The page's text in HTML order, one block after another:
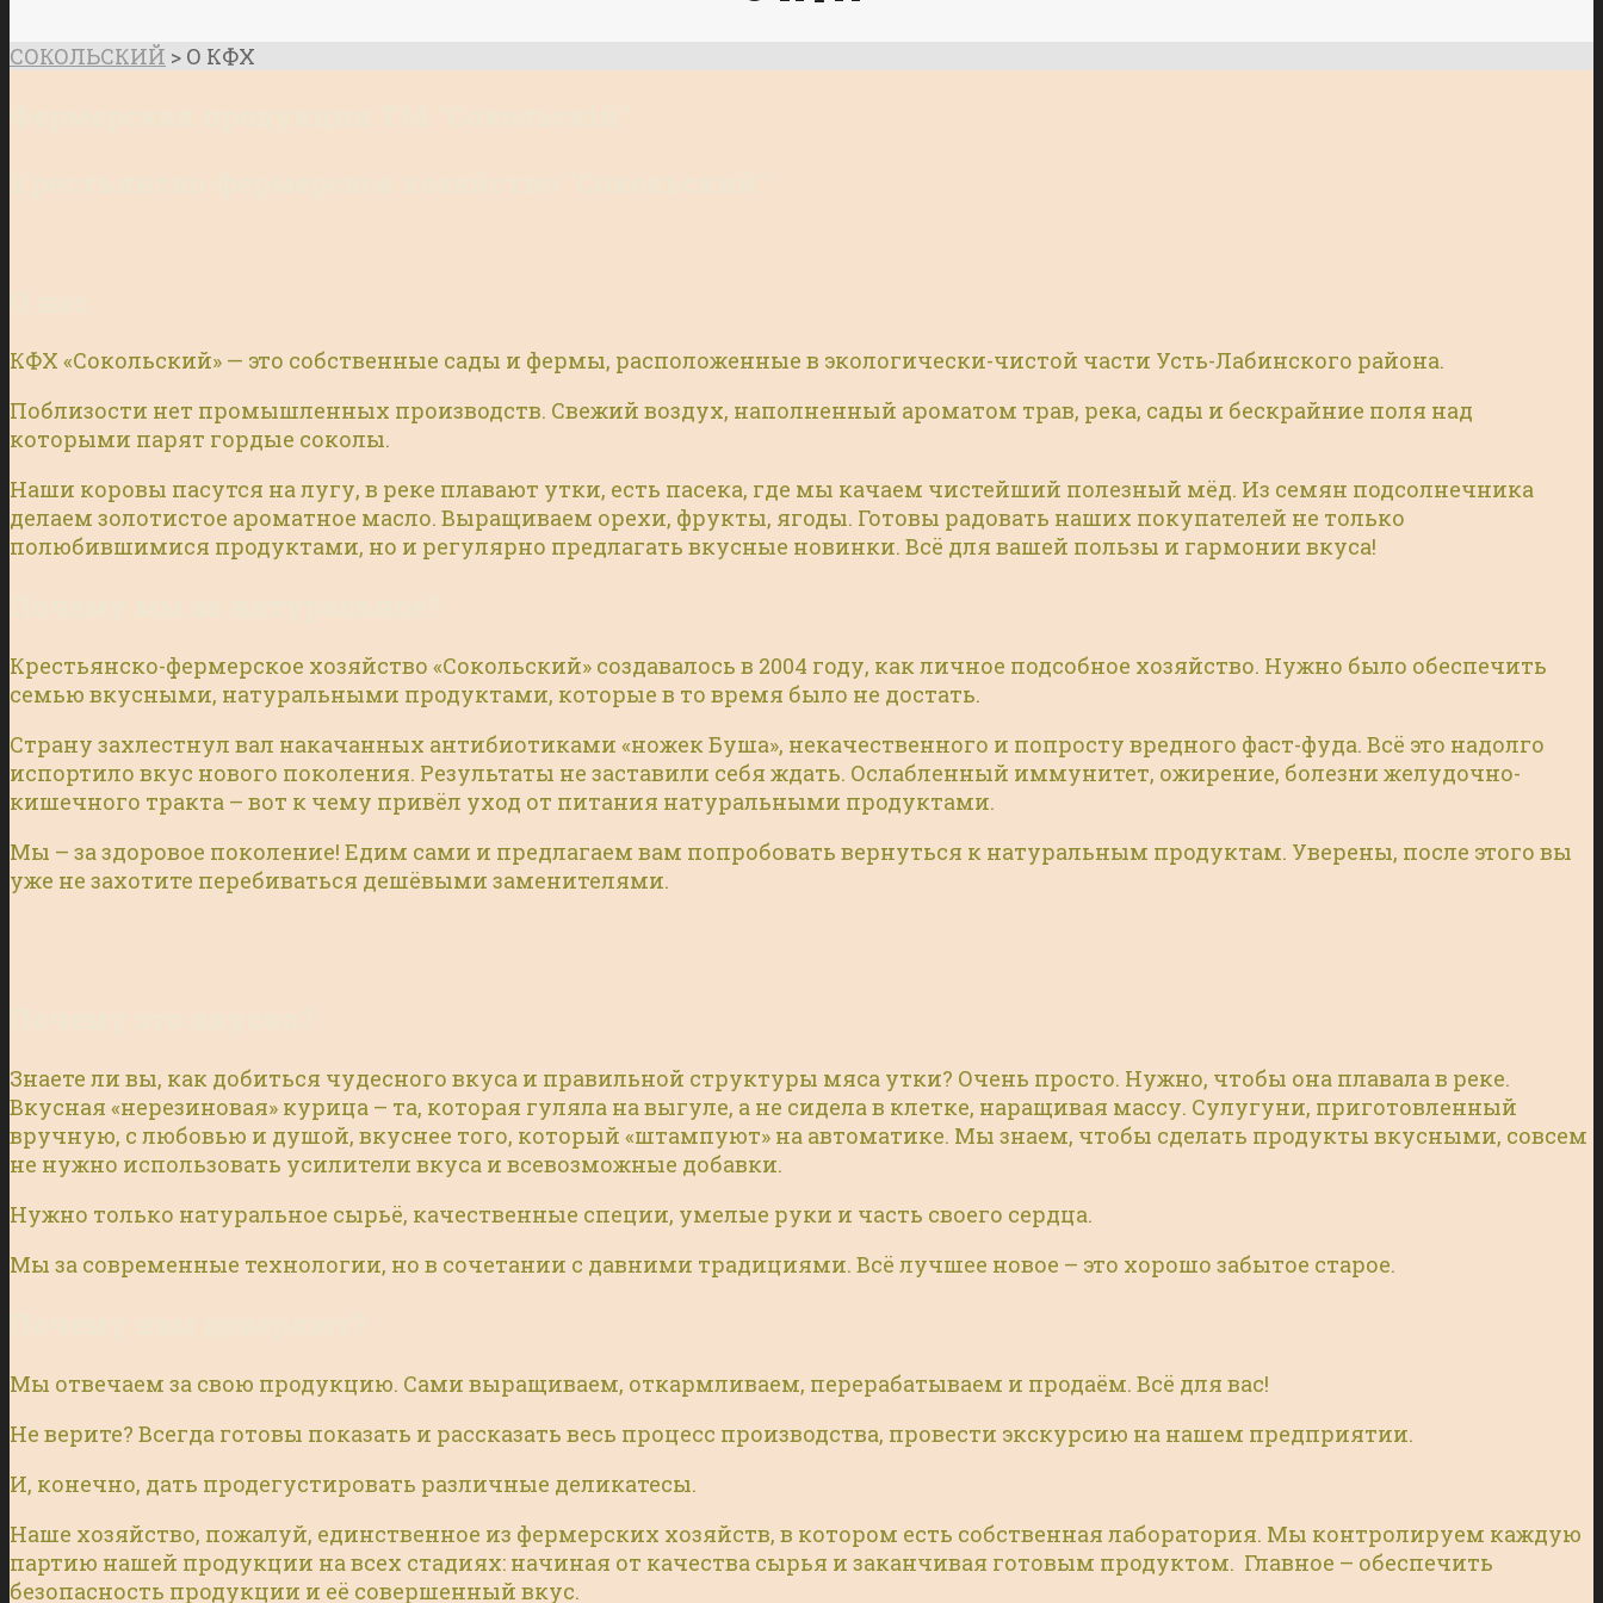
СОКОЛЬСКИЙ > О КФХ
КФХ «Сокольский» — это собственные сады и фермы, расположенные в экологически-чистой части Усть-Лабинского района.
Поблизости нет промышленных производств. Свежий воздух, наполненный ароматом трав, река, сады и бескрайние поля над
которыми парят гордые соколы.
Наши коровы пасутся на лугу, в реке плавают утки, есть пасека, где мы качаем чистейший полезный мёд. Из семян подсолнечника
делаем золотистое ароматное масло. Выращиваем орехи, фрукты, ягоды. Готовы радовать наших покупателей не только
полюбившимися продуктами, но и регулярно предлагать вкусные новинки. Всё для вашей пользы и гармонии вкуса!
Крестьянско-фермерское хозяйство «Сокольский» создавалось в 2004 году, как личное подсобное хозяйство. Нужно было обеспечить
семью вкусными, натуральными продуктами, которые в то время было не достать.
Страну захлестнул вал накачанных антибиотиками «ножек Буша», некачественного и попросту вредного фаст-фуда. Всё это надолго
испортило вкус нового поколения. Результаты не заставили себя ждать. Ослабленный иммунитет, ожирение, болезни желудочно-
кишечного тракта – вот к чему привёл уход от питания натуральными продуктами.
Мы – за здоровое поколение! Едим сами и предлагаем вам попробовать вернуться к натуральным продуктам. Уверены, после этого вы
уже не захотите перебиваться дешёвыми заменителями.
Знаете ли вы, как добиться чудесного вкуса и правильной структуры мяса утки? Очень просто. Нужно, чтобы она плавала в реке.
Вкусная «нерезиновая» курица – та, которая гуляла на выгуле, а не сидела в клетке, наращивая массу. Сулугуни, приготовленный
вручную, с любовью и душой, вкуснее того, который «штампуют» на автоматике. Мы знаем, чтобы сделать продукты вкусными, совсем
не нужно использовать усилители вкуса и всевозможные добавки.
Нужно только натуральное сырьё, качественные специи, умелые руки и часть своего сердца.
Мы за современные технологии, но в сочетании с давними традициями. Всё лучшее новое – это хорошо забытое старое.
Мы отвечаем за свою продукцию. Сами выращиваем, откармливаем, перерабатываем и продаём. Всё для вас!
Не верите? Всегда готовы показать и рассказать весь процесс производства, провести экскурсию на нашем предприятии.
И, конечно, дать продегустировать различные деликатесы.
Наше хозяйство, пожалуй, единственное из фермерских хозяйств, в котором есть собственная лаборатория. Мы контролируем каждую
партию нашей продукции на всех стадиях: начиная от качества сырья и заканчивая готовым продуктом. Главное – обеспечить
безопасность продукции и её совершенный вкус. ​